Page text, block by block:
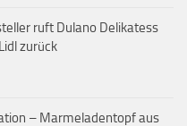
ruft Dulano Delikatess
zurück
– Marmeladentopf aus